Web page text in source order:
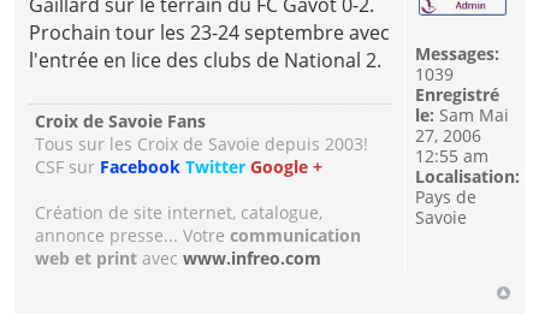
Prochain tour les 23-24 septembre avec
l'entrée en lice des clubs de National 2.
Croix de Savoie Fans
Tous sur les Croix de Savoie depuis 2003!
CSF sur Facebook Twitter Google +
Création de site internet, catalogue,
annonce presse... Votrecommunication
web et print avecwww.infreo.com
Messages:
1039
Enregistré
le: Sam Mai
27, 2006
12:55 am
Localisation:
Pays de
Savoie